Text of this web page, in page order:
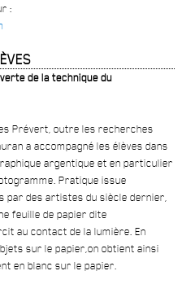
:
de la technique du
Prévert, outre les recherches
a accompagné les élèves dans
argentique et en particulier
Pratique issue
par des artistes du siècle dernier,
feuille de papier dite
au contact de la lumière. En
sur le papier,on obtient ainsi
en blanc sur le papier.